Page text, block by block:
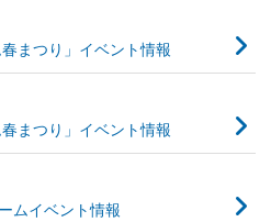
まつり」イベント情報
まつり」イベント情報
ムイベント情報